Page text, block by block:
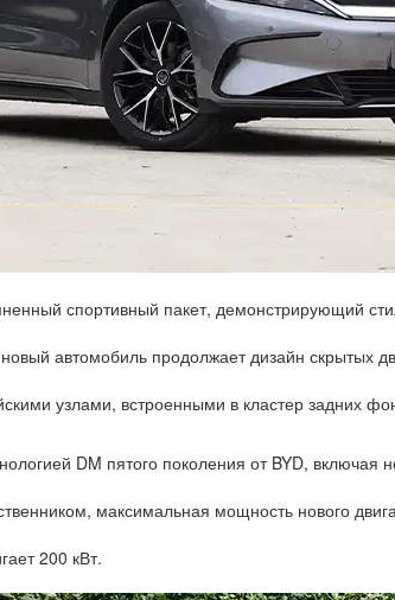
спортивный пакет, демонстрирующий
автомобиль продолжает дизайн скрытых
узлами, встроенными в кластер задних
DM пятого поколения от BYD, включая
максимальная мощность нового
200 кВт.